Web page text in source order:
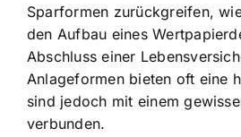
Sparformen zurückgreifen,
den Aufbau eines
Abschluss einer
Anlageformen bieten oft eine
sind jedoch mit einem
verbunden.